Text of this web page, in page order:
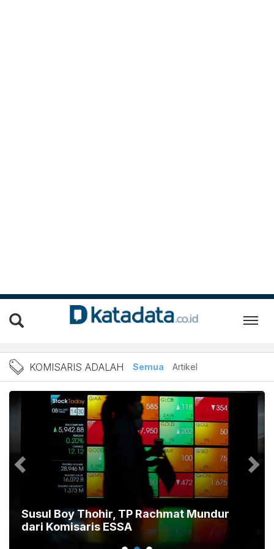
Berita Komisaris Adalah
KOMISARIS ADALAH Semua Artikel
Susul Boy Thohir, TP Rachmat Mundur
dari Komisaris ESSA